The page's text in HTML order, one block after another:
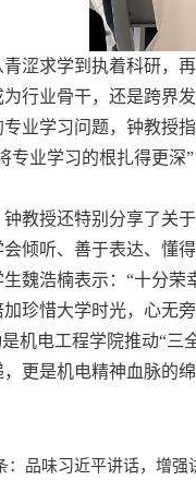
求学到执着科研，再
行业骨干，还是跨界
学习问题，钟教授指
专业学习的根扎得更
授还特别分享了关于
倾听、善于表达、懂
浩楠表示：“十分荣
珍惜大学时光，心无
电工程学院推动“三全
更是机电精神血脉的
： 品味习近平讲话，增